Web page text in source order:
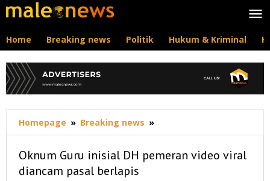
Lewati
ke
Home Breaking news Politik Hukum & Kriminal
Homepage » Breaking news »
Guru
DH
Oknum Guru inisial DH pemeran video viral
diancam pasal berlapis